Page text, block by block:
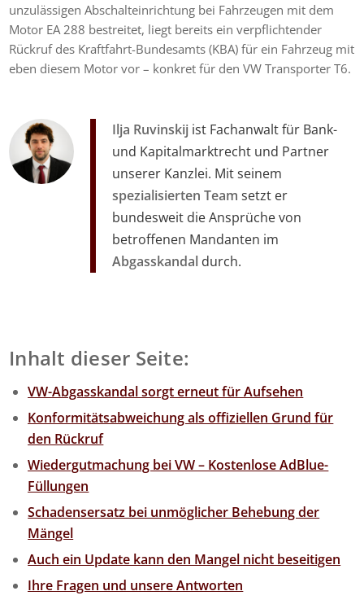
unzulässigen Abschalteinrichtung bei Fahrzeugen mit dem
Motor EA 288 bestreitet, liegt bereits ein verpflichtender
Rückruf des Kraftfahrt-Bundesamts (KBA) für ein Fahrzeug mit
eben diesem Motor vor – konkret für den VW Transporter T6.
Ilja Ruvinskij ist Fachanwalt für Bank-
und Kapitalmarktrecht und Partner
unserer Kanzlei. Mit seinem
spezialisierten Team setzt er
bundesweit die Ansprüche von
betroffenen Mandanten im
Abgasskandal durch.
Inhalt dieser Seite:
VW-Abgasskandal sorgt erneut für Aufsehen
Konformitätsabweichung als offiziellen Grund für
den Rückruf
Wiedergutmachung bei VW – Kostenlose AdBlue-
Füllungen
Schadensersatz bei unmöglicher Behebung der
Mängel
Auch ein Update kann den Mangel nicht beseitigen
Ihre Fragen und unsere Antworten